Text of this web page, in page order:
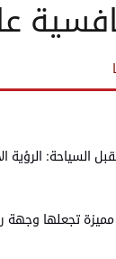
الرؤية
تجعلها وجهة